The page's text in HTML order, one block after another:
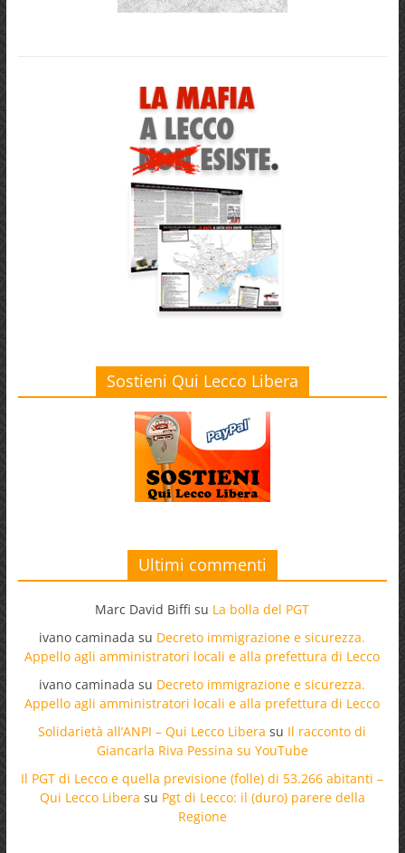
Sostieni Qui Lecco Libera
Ultimi commenti
Marc David Biffi su La bolla del PGT
ivano caminada su Decreto immigrazione e sicurezza.
Appello agli amministratori locali e alla prefettura di Lecco
ivano caminada su Decreto immigrazione e sicurezza.
Appello agli amministratori locali e alla prefettura di Lecco
Solidarietà all’ANPI – Qui Lecco Libera su Il racconto di
Giancarla Riva Pessina su YouTube
Il PGT di Lecco e quella previsione (folle) di 53.266 abitanti –
Qui Lecco Libera su Pgt di Lecco: il (duro) parere della
Regione